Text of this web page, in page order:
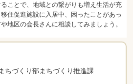
ことで、地域との繋がりも増え生活が充
住促進施設に入居中、困ったことがあっ
地区の会長さんに相談してみましょう。
ちづくり部まちづくり推進課